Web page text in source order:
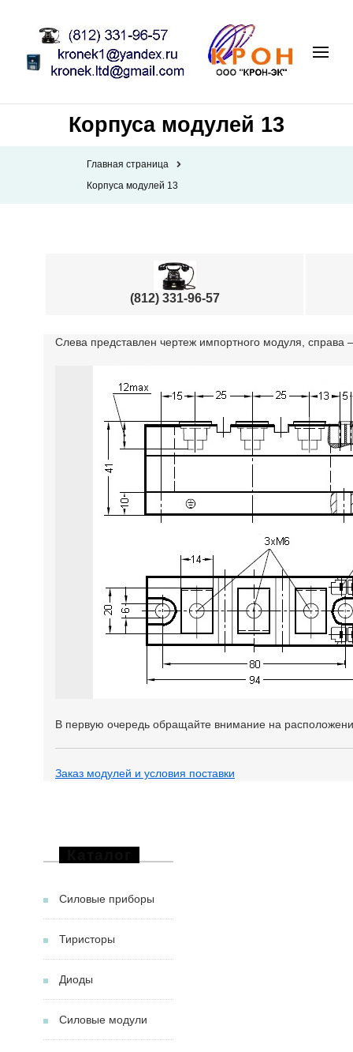
Корпуса модулей 13
Главная страница
Корпуса модулей 13
(812) 331-96-57
Слева представлен чертеж импортного модуля, справа
В первую очередь обращайте внимание на
Заказ модулей и условия поставки
Силовые приборы
Тиристоры
Диоды
Силовые модули